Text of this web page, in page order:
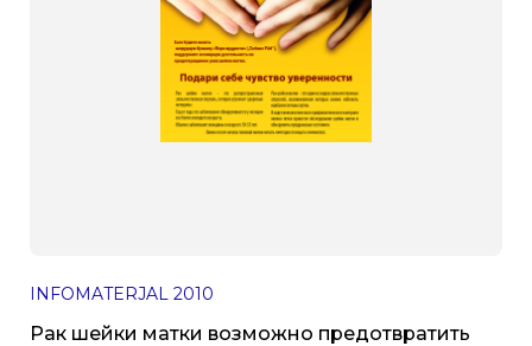
INFOMATERJAL 2010
Рак шейки матки возможно предотвратить